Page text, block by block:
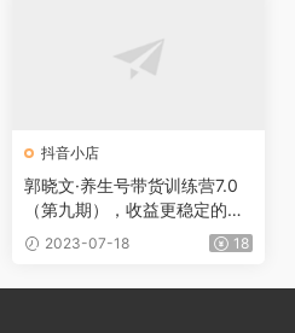
抖音小店
郭晓文·养生号带货训练营7.0
（第九期），收益更稳定的玩
法，让你带货收益爆炸！
2023-07-18 18